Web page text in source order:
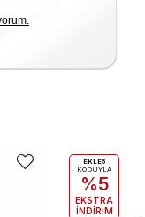
EKLE5
KODUYLA
%5
EKSTRA
İNDİRİM